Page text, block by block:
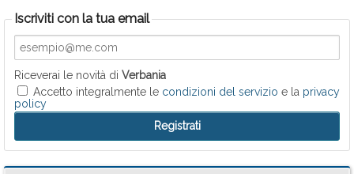
Iscriviti con la tua email
Riceverai le novità di Verbania
Accetto integralmente le condizioni del servizio e la privacy
policy